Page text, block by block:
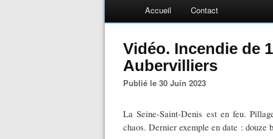
Accueil Contact
Vidéo. Incendie de
Aubervilliers
Publié le 30 Juin 2023
La Seine-Saint-Denis est en feu.
chaos. Dernier exemple en date :